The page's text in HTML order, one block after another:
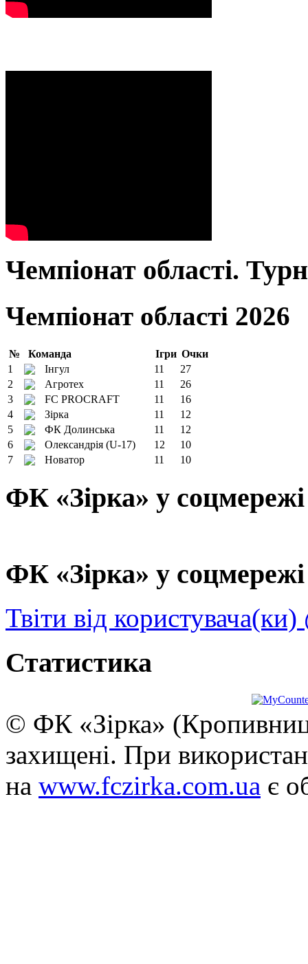
Чемпіонат області.
Чемпіонат області 2026
№ Команда Ігри Очки
1
Інгул 11
27
2
Агротех 11
26
3
FC PROCRAFT 11
16
4
Зірка 11
12
5
ФК Долинська 11
12
6
Олександрія (U-17) 12
10
7
Новатор 11 10
ФК «Зірка» у
ФК «Зірка» у
Твіти від
Статистика
© ФК «Зірка»
захищені. При
на www.fczirka.com.ua є